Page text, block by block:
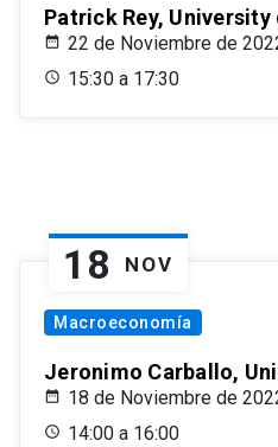
Patrick Rey,
22 de Noviembre de
15:30 a 17:30
18 NOV
Macroeconomía
Jeronimo Carballo,
18 de Noviembre de
14:00 a 16:00